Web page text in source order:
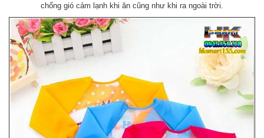
chống gió cảm lạnh khi ăn cũng như khi ra ngoài trời.